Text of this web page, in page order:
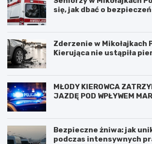
się, jak dbać o
Zderzenie w Mikołajkach
Kierująca nie ustąpiła
MŁODY KIEROWCA
JAZDĘ POD WPŁYWEM
Bezpieczne żniwa: jak
podczas intensywnych